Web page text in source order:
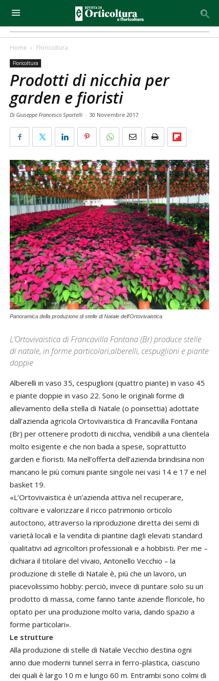
Home Floricoltura
Floricoltura
Prodotti di nicchia per
garden e fioristi
Di Giuseppe Francesco Sportelli - 30 Novembre 2017
Panoramica della produzione di stelle di Natale dell'Ortovivaistica
L’Ortovivaistica di Francavilla Fontana (Br) produce stelle
di natale, in forme particolari,alberelli, cespuglioni e piante
doppie
Alberelli in vaso 35, cespuglioni (quattro piante) in vaso 45
e piante doppie in vaso 22. Sono le originali forme di
allevamento della stella di Natale (o poinsettia) adottate
dall’azienda agricola Ortovivaistica di Francavilla Fontana
(Br) per ottenere prodotti di nicchia, vendibili a una clientela
molto esigente e che non bada a spese, soprattutto
garden e fioristi. Ma nell’offerta dell’azienda brindisina non
mancano le più comuni piante singole nei vasi 14 e 17 e nel
basket 19.
«L’Ortovivaistica è un’azienda attiva nel recuperare,
coltivare e valorizzare il ricco patrimonio orticolo
autoctono, attraverso la riproduzione diretta dei semi di
varietà locali e la vendita di piantine dagli elevati standard
qualitativi ad agricoltori professionali e a hobbisti. Per me –
dichiara il titolare del vivaio, Antonello Vecchio – la
produzione di stelle di Natale è, più che un lavoro, un
piacevolissimo hobby: perciò, invece di puntare solo su un
prodotto di massa, come fanno tante aziende floricole, ho
optato per una produzione molto varia, dando spazio a
forme particolari».
Le strutture
Alla produzione di stelle di Natale Vecchio destina ogni
anno due moderni tunnel serra in ferro-plastica, ciascuno
dei quali è largo 10 m e lungo 60 m. Entrambi sono colmi di